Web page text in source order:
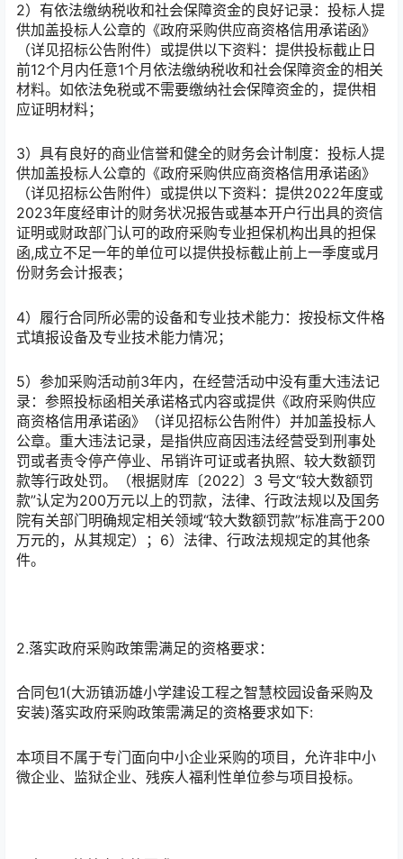
2）有依法缴纳税收和社会保障资金的良好记录：投标人提
供加盖投标人公章的《政府采购供应商资格信用承诺函》
（详见招标公告附件）或提供以下资料：提供投标截止日
前12个月内任意1个月依法缴纳税收和社会保障资金的相关
材料。如依法免税或不需要缴纳社会保障资金的，提供相
应证明材料；
3）具有良好的商业信誉和健全的财务会计制度：投标人提
供加盖投标人公章的《政府采购供应商资格信用承诺函》
（详见招标公告附件）或提供以下资料：提供2022年度或
2023年度经审计的财务状况报告或基本开户行出具的资信
证明或财政部门认可的政府采购专业担保机构出具的担保
函,成立不足一年的单位可以提供投标截止前上一季度或月
份财务会计报表；
4）履行合同所必需的设备和专业技术能力：按投标文件格
式填报设备及专业技术能力情况；
5）参加采购活动前3年内，在经营活动中没有重大违法记
录：参照投标函相关承诺格式内容或提供《政府采购供应
商资格信用承诺函》（详见招标公告附件）并加盖投标人
公章。重大违法记录，是指供应商因违法经营受到刑事处
罚或者责令停产停业、吊销许可证或者执照、较大数额罚
款等行政处罚。（根据财库〔2022〕3 号文“较大数额罚
款”认定为200万元以上的罚款，法律、行政法规以及国务
院有关部门明确规定相关领域“较大数额罚款”标准高于200
万元的，从其规定）；6）法律、行政法规规定的其他条
件。
2.落实政府采购政策需满足的资格要求：
合同包1(大沥镇沥雄小学建设工程之智慧校园设备采购及
安装)落实政府采购政策需满足的资格要求如下:
本项目不属于专门面向中小企业采购的项目，允许非中小
微企业、监狱企业、残疾人福利性单位参与项目投标。